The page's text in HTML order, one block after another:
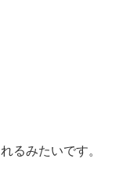
るみたいです。